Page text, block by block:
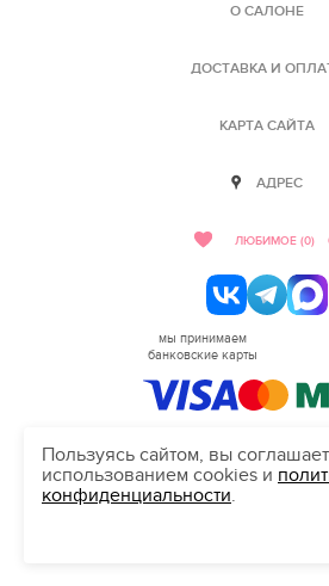
О САЛОНЕ
ДОСТАВКА И
КАРТА САЙТА
АДРЕС
ЛЮБИМОЕ (0)
мы принимаем
банковские карты
HELLO@SALON-
Пользуясь сайтом, вы
использованием cookies и
конфиденциальности.